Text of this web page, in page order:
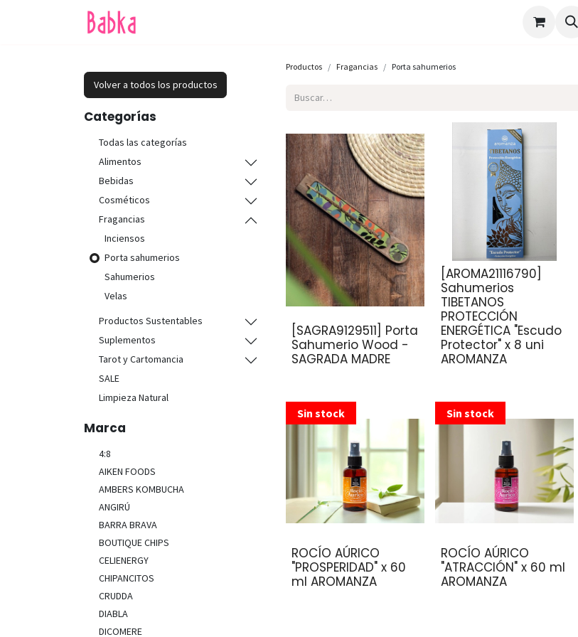
Como comprar
Volver a todos los productos
Categorías
Todas las categorías
Alimentos
Bebidas
Cosméticos
Fragancias
Inciensos
Porta sahumerios
Sahumerios
Velas
Productos Sustentables
Suplementos
Tarot y Cartomancia
SALE
Limpieza Natural
Marca
4:8
AIKEN FOODS
AMBERS KOMBUCHA
ANGIRÚ
BARRA BRAVA
BOUTIQUE CHIPS
CELIENERGY
CHIPANCITOS
CRUDDA
DIABLA
DICOMERE
Productos Fragancias Porta sahumerios
[SAGRA9129511] Porta
Sahumerio Wood -
SAGRADA MADRE
[AROMA21116790]
Sahumerios
TIBETANOS
PROTECCIÓN
ENERGÉTICA "Escudo
Protector" x 8 uni
AROMANZA
Sin stock
ROCÍO AÚRICO
"PROSPERIDAD" x 60
ml AROMANZA
Sin stock
ROCÍO AÚRICO
"ATRACCIÓN" x 60 ml
AROMANZA